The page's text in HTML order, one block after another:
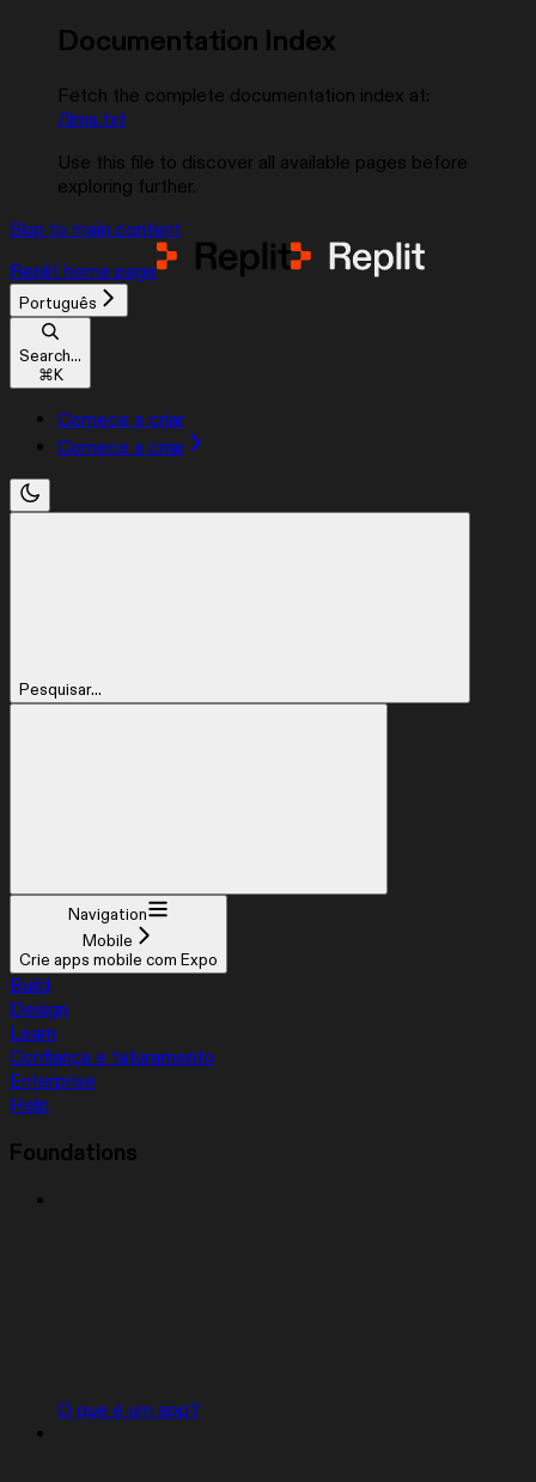
Documentation Index
Fetch the complete documentation index at:
/llms.txt
Use this file to discover all available pages before
exploring further.
Skip to main content
Replit home page
Português
Search...
⌘K
Comece a criar
Comece a criar
Pesquisar...
Navigation
Mobile
Crie apps mobile com Expo
Build
Design
Learn
Confiança e faturamento
Enterprise
Help
Foundations
O que é um app?